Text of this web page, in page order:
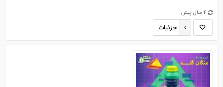
4 سال پیش
جزئیات